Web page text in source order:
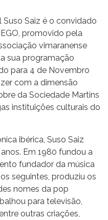
Saiz é o convidado
promovido pela
vimaranense
sua programação
para 4 de Novembro
com a dimensão
da Sociedade Martins
instituições culturais do
ibérica, Suso Saiz
Em 1980 fundou a
fundador da música
seguintes, produziu os
nomes da pop
para televisão,
outras criações,